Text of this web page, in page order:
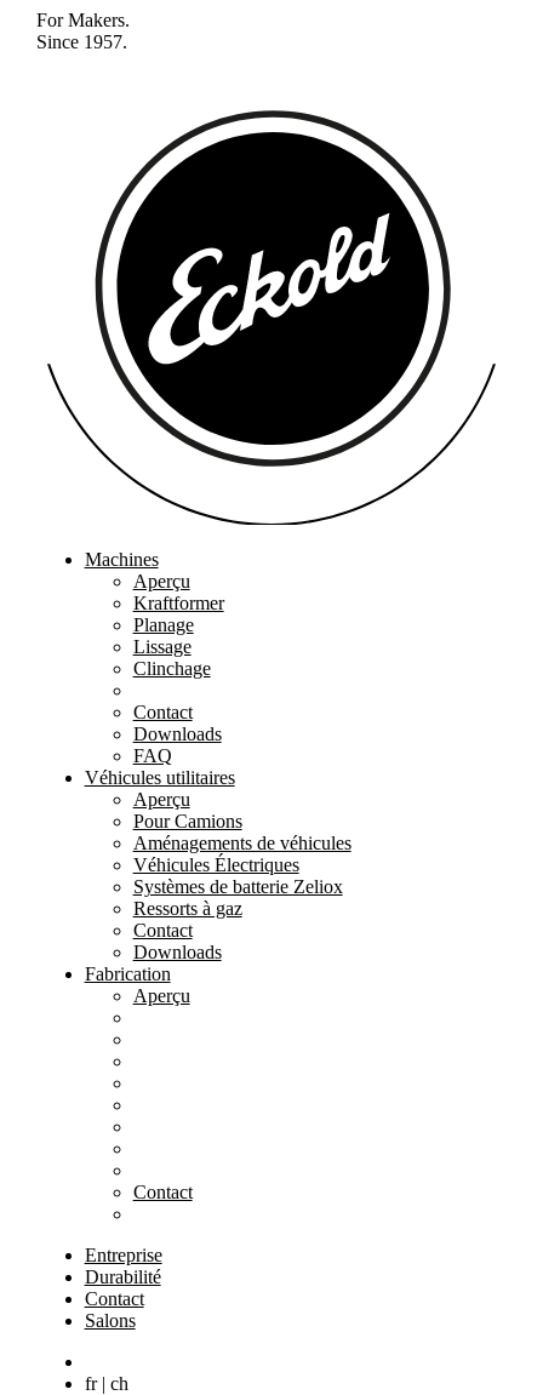
For Makers.
Since 1957.
Machines
Aperçu
Kraftformer
Planage
Lissage
Clinchage
Contact
Downloads
FAQ
Véhicules utilitaires
Aperçu
Pour Camions
Aménagements de véhicules
Véhicules Électriques
Systèmes de batterie Zeliox
Ressorts à gaz
Contact
Downloads
Fabrication
Aperçu
Contact
Entreprise
Durabilité
Contact
Salons
fr | ch